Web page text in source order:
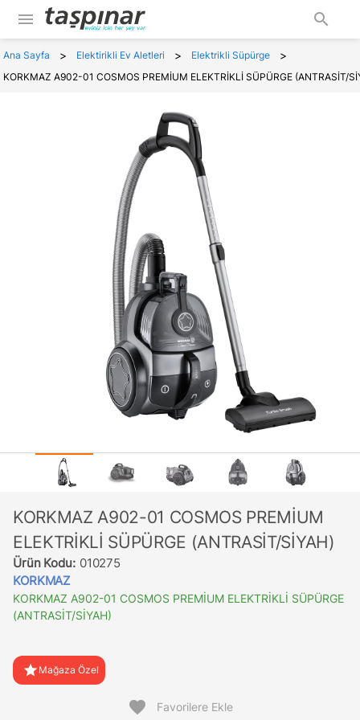
menu search
Ana Sayfa > Elektirikli Ev Aletleri > Elektrikli Süpürge >
KORKMAZ A902-01 COSMOS PREMİUM ELEKTRİKLİ SÜPÜRGE (ANTRASİT/
KORKMAZ A902-01 COSMOS PREMİUM
ELEKTRİKLİ SÜPÜRGE (ANTRASİT/SİYAH)
Ürün Kodu: 010275
KORKMAZ
KORKMAZ A902-01 COSMOS PREMİUM ELEKTRİKLİ SÜPÜRGE
(ANTRASİT/SİYAH)
star Mağaza Özel
favorite Favorilere Ekle